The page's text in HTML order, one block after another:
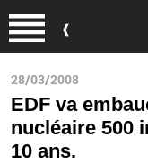
28/03/2008
EDF va
nucléaire 500
10 ans.